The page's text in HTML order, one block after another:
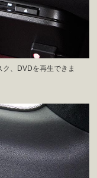
、DVDを再生できま